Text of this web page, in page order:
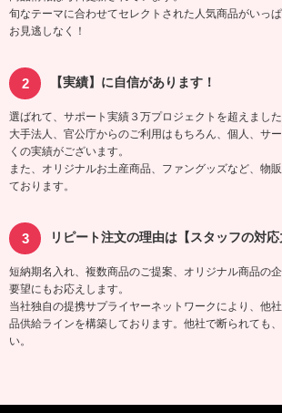
旬なテーマに合わせてセレクトされた人気商品がいっ
お見逃しなく！
【実績】に自信があります！
選ばれて、サポート実績３万プロジェクトを超えました
大手法人、官公庁からのご利用はもちろん、個人、サ
くの実績がございます。
また、オリジナルお土産商品、ファングッズなど、物
ております。
リピート注文の理由は【スタッフの対応
短納期名入れ、複数商品のご提案、オリジナル商品の
要望にもお応えします。
当社独自の提携サプライヤーネットワークにより、他
品供給ラインを構築しております。他社で断られても
い。